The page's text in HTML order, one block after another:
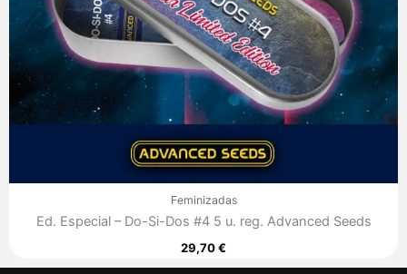
Feminizadas
Ed. Especial – Do-Si-Dos #4 5 u. reg. Advanced Seeds
29,70€